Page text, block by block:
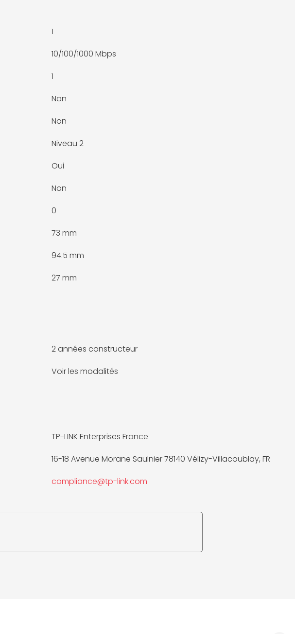
1
10/100/1000 Mbps
1
Non
Non
Niveau 2
Oui
Non
0
73 mm
94.5 mm
27 mm
2 années constructeur
Voir les modalités
TP-LINK Enterprises France
16-18 Avenue Morane Saulnier 78140 Vélizy-Villacoublay, FR
compliance@tp-link.com